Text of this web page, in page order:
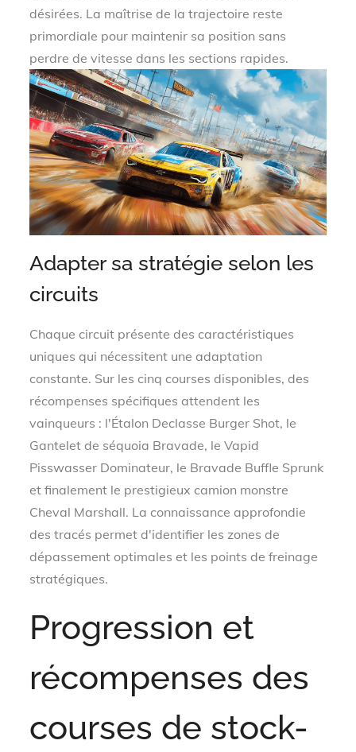
désirées. La maîtrise de la trajectoire reste
primordiale pour maintenir sa position sans
perdre de vitesse dans les sections rapides.
Adapter sa stratégie selon les
circuits
Chaque circuit présente des caractéristiques
uniques qui nécessitent une adaptation
constante. Sur les cinq courses disponibles, des
récompenses spécifiques attendent les
vainqueurs : l'Étalon Declasse Burger Shot, le
Gantelet de séquoia Bravade, le Vapid
Pisswasser Dominateur, le Bravade Buffle Sprunk
et finalement le prestigieux camion monstre
Cheval Marshall. La connaissance approfondie
des tracés permet d'identifier les zones de
dépassement optimales et les points de freinage
stratégiques.
Progression et
récompenses des
courses de stock-